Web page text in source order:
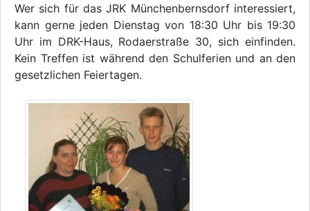
Wer sich für das JRK Münchenbernsdorf interessiert,
kann gerne jeden Dienstag von 18:30 Uhr bis 19:30
Uhr im DRK-Haus, Rodaerstraße 30, sich einfinden.
Kein Treffen ist während den Schulferien und an den
gesetzlichen Feiertagen.